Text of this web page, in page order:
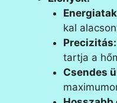
kal
Precizitás:
tartja a
Csendes